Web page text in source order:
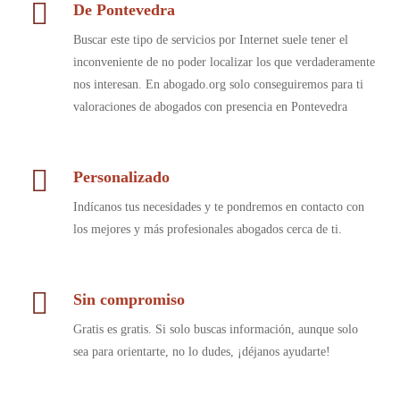
De Pontevedra
Buscar este tipo de servicios por Internet suele tener el
inconveniente de no poder localizar los que verdaderamente
nos interesan. En abogado.org solo conseguiremos para ti
valoraciones de abogados con presencia en Pontevedra
Personalizado
Indícanos tus necesidades y te pondremos en contacto con
los mejores y más profesionales abogados cerca de ti.
Sin compromiso
Gratis es gratis. Si solo buscas información, aunque solo
sea para orientarte, no lo dudes, ¡déjanos ayudarte!